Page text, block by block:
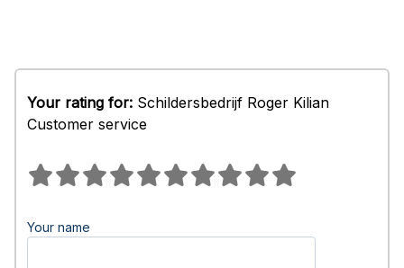
Your rating for: Schildersbedrijf Roger Kilian
Customer service
Your name